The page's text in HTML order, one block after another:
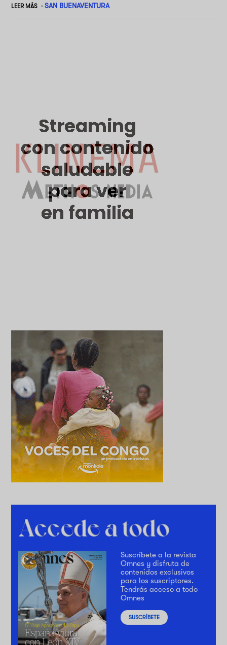
LEER MÁS SAN BUENAVENTURA
Suscríbete a la revista
Omnes y disfruta de
contenidos exclusivos
para los suscriptores.
Tendrás acceso a todo
Omnes
SUSCRÍBETE